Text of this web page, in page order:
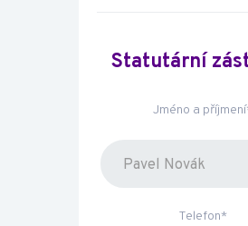
Statutární
Jméno a
Telefon*